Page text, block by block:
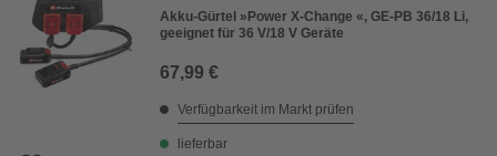
Preis aufsteigend
Preis absteigend
Akku-Gürtel »Power X-Change «, GE-PB 36/18 Li,
geeignet für 36 V/18 V Geräte
67,99 €
Verfügbarkeit im Markt prüfen
lieferbar